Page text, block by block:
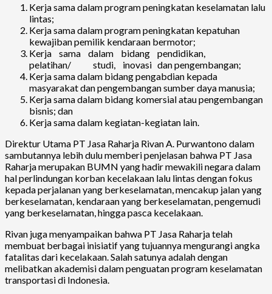
Kerja sama dalam program peningkatan keselamatan lalu
lintas;
Kerja sama dalam program peningkatan kepatuhan
kewajiban pemilik kendaraan bermotor;
Kerja sama dalam bidang pendidikan,
pelatihan/ studi, inovasi dan pengembangan;
Kerja sama dalam bidang pengabdian kepada
masyarakat dan pengembangan sumber daya manusia;
Kerja sama dalam bidang komersial atau pengembangan
bisnis; dan
Kerja sama dalam kegiatan-kegiatan lain.
Direktur Utama PT Jasa Raharja Rivan A. Purwantono dalam
sambutannya lebih dulu memberi penjelasan bahwa PT Jasa
Raharja merupakan BUMN yang hadir mewakili negara dalam
hal perlindungan korban kecelakaan lalu lintas dengan fokus
kepada perjalanan yang berkeselamatan, mencakup jalan yang
berkeselamatan, kendaraan yang berkeselamatan, pengemudi
yang berkeselamatan, hingga pasca kecelakaan.
Rivan juga menyampaikan bahwa PT Jasa Raharja telah
membuat berbagai inisiatif yang tujuannya mengurangi angka
fatalitas dari kecelakaan. Salah satunya adalah dengan
melibatkan akademisi dalam penguatan program keselamatan
transportasi di Indonesia.